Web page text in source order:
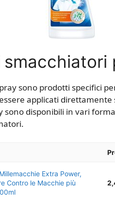
smacchiatori
sono prodotti specifici
applicati
sono disponibili in vari
Extra Power,
Contro le Macchie più